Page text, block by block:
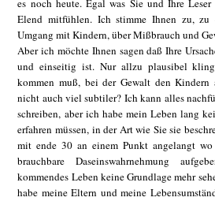
Elend mitfühlen. Ich stimme Ihnen zu, zu
Umgang mit Kindern, über Mißbrauch und
Aber ich möchte Ihnen sagen daß Ihre
und einseitig ist. Nur allzu plausibel
kommen muß, bei der Gewalt den Kindern
nicht auch viel subtiler? Ich kann alles
schreiben, aber ich habe mein Leben lang
erfahren müssen, in der Art wie Sie sie
mit ende 30 an einem Punkt angelangt
brauchbare Daseinswahrnehmung
kommendes Leben keine Grundlage mehr
habe meine Eltern und meine